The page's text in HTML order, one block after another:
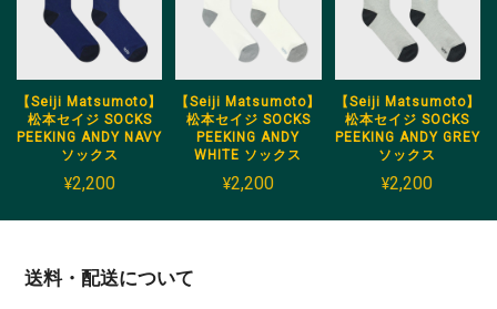
【Seiji Matsumoto】
松本セイジ SOCKS
PEEKING ANDY NAVY
ソックス
¥2,200
【Seiji Matsumoto】
松本セイジ SOCKS
PEEKING ANDY
WHITE ソックス
¥2,200
【Seiji Matsumoto】
松本セイジ SOCKS
PEEKING ANDY GREY
ソックス
¥2,200
送料・配送について